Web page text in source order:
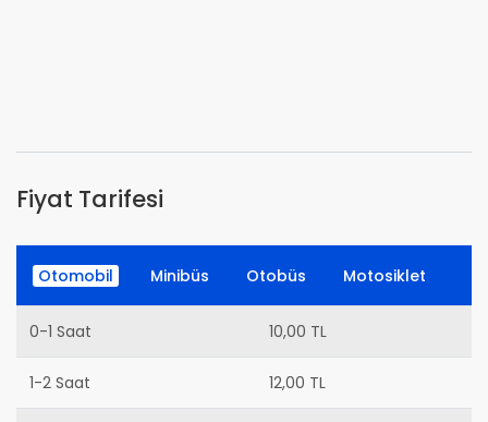
Fiyat Tarifesi
Otomobil Minibüs Otobüs Motosiklet
0-1 Saat 10,00 TL
1-2 Saat 12,00 TL